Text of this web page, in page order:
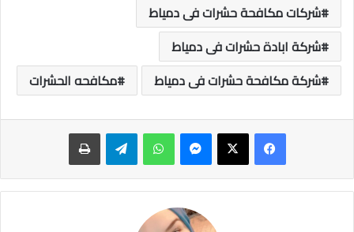
شركات مكافحة حشرات فى دمياط
شركة ابادة حشرات فى دمياط
شركة مكافحة حشرات فى دمياط
مكافحه الحشرات
ماسنجر واتساب تيلقرام طباعة